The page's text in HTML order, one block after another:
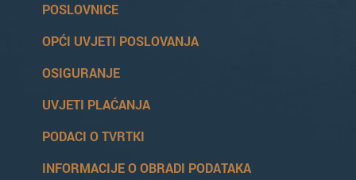
POSLOVNICE
OPĆI UVJETI POSLOVANJA
OSIGURANJE
UVJETI PLAĆANJA
PODACI O TVRTKI
INFORMACIJE O OBRADI PODATAKA